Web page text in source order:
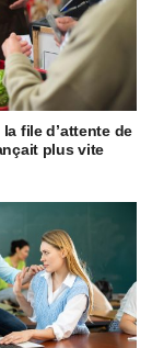
file d’attente de
plus vite